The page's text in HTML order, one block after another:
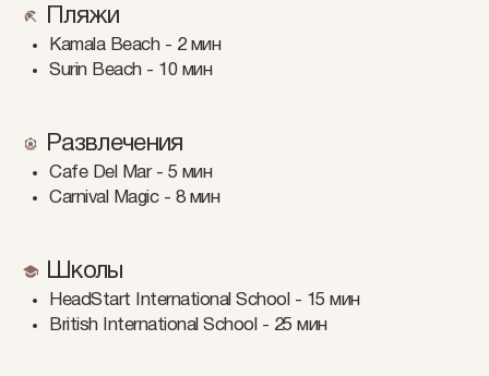
Пляжи
Kamala Beach - 2 мин
Surin Beach - 10 мин
Развлечения
Cafe Del Mar - 5 мин
Carnival Magic - 8 мин
Школы
HeadStart International School - 15 мин
British International School - 25 мин